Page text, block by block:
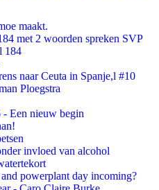
maakt.
met 2 woorden spreken SVP
184
naar Ceuta in Spanje,l #10
Ploegstra
- Een nieuw begin
invloed van alcohol
powerplant day incoming?